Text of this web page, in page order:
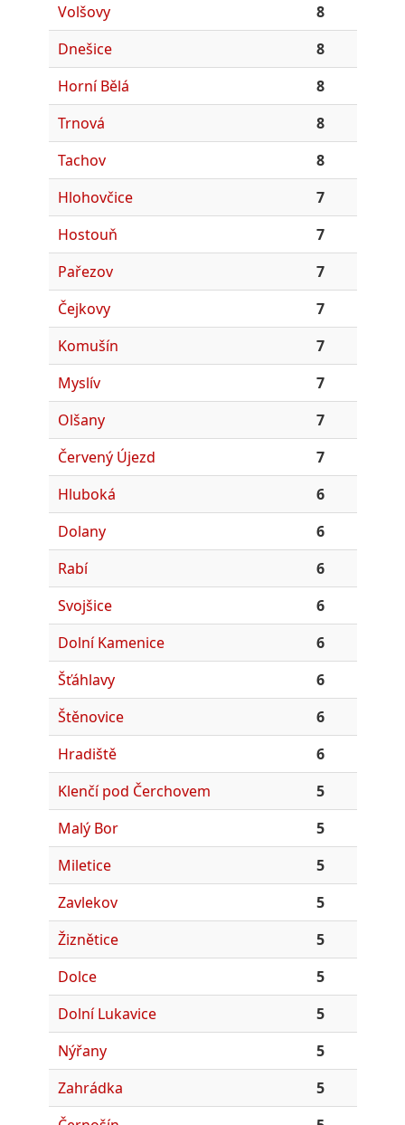
Volšovy
8
Dnešice
8
Horní Bělá
8
Trnová
8
Tachov
8
Hlohovčice
7
Hostouň
7
Pařezov
7
Čejkovy
7
Komušín
7
Myslív
7
Olšany
7
Červený Újezd
7
Hluboká
6
Dolany
6
Rabí
6
Svojšice
6
Dolní Kamenice
6
Šťáhlavy
6
Štěnovice
6
Hradiště
6
Klenčí pod Čerchovem
5
Malý Bor
5
Miletice
5
Zavlekov
5
Žiznětice
5
Dolce
5
Dolní Lukavice
5
Nýřany
5
Zahrádka
5